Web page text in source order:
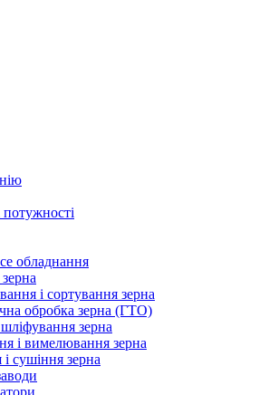
обладнання
і сортування зерна
обробка зерна (ГТО)
зерна
і вимелювання зерна
сушіння зерна